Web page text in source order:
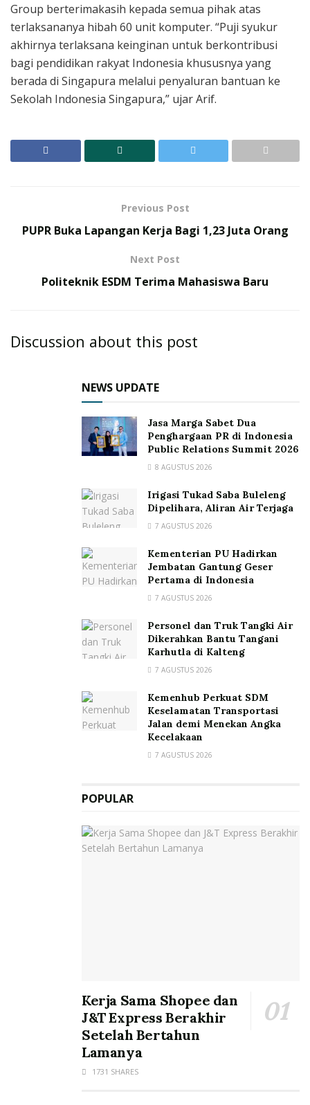
Group berterimakasih kepada semua pihak atas
terlaksananya hibah 60 unit komputer. “Puji syukur
akhirnya terlaksana keinginan untuk berkontribusi
bagi pendidikan rakyat Indonesia khususnya yang
berada di Singapura melalui penyaluran bantuan ke
Sekolah Indonesia Singapura,” ujar Arif.
Previous Post
PUPR Buka Lapangan Kerja Bagi 1,23 Juta Orang
Next Post
Politeknik ESDM Terima Mahasiswa Baru
Discussion about this post
NEWS UPDATE
Jasa Marga Sabet Dua
Penghargaan PR di Indonesia
Public Relations Summit 2026
8 AGUSTUS 2026
Irigasi Tukad Saba Buleleng
Dipelihara, Aliran Air Terjaga
7 AGUSTUS 2026
Kementerian PU Hadirkan
Jembatan Gantung Geser
Pertama di Indonesia
7 AGUSTUS 2026
Personel dan Truk Tangki Air
Dikerahkan Bantu Tangani
Karhutla di Kalteng
7 AGUSTUS 2026
Kemenhub Perkuat SDM
Keselamatan Transportasi
Jalan demi Menekan Angka
Kecelakaan
7 AGUSTUS 2026
POPULAR
Kerja Sama Shopee dan
J&T Express Berakhir
Setelah Bertahun
Lamanya
1731 SHARES